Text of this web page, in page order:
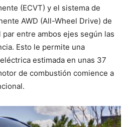
(ECVT) y el sistema de
AWD (All-Wheel Drive) de
entre ambos ejes según las
Esto le permite una
estimada en unas 37
de combustión comience a